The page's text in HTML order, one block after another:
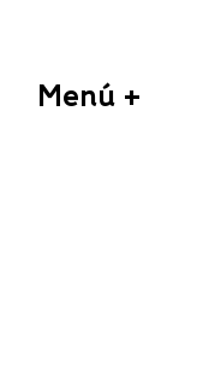
Menú +